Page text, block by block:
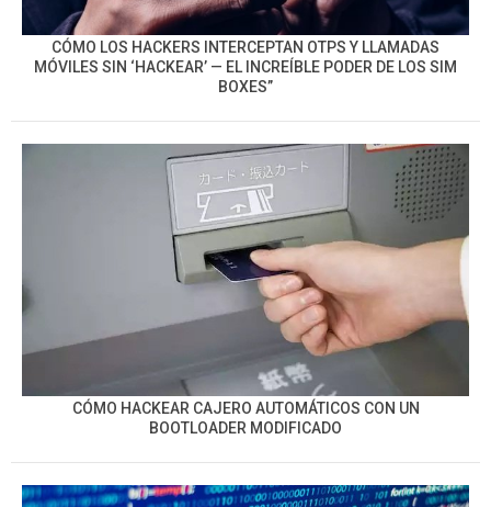
CÓMO LOS HACKERS INTERCEPTAN OTPS Y LLAMADAS
MÓVILES SIN ‘HACKEAR’ — EL INCREÍBLE PODER DE LOS SIM
BOXES”
CÓMO HACKEAR CAJERO AUTOMÁTICOS CON UN
BOOTLOADER MODIFICADO